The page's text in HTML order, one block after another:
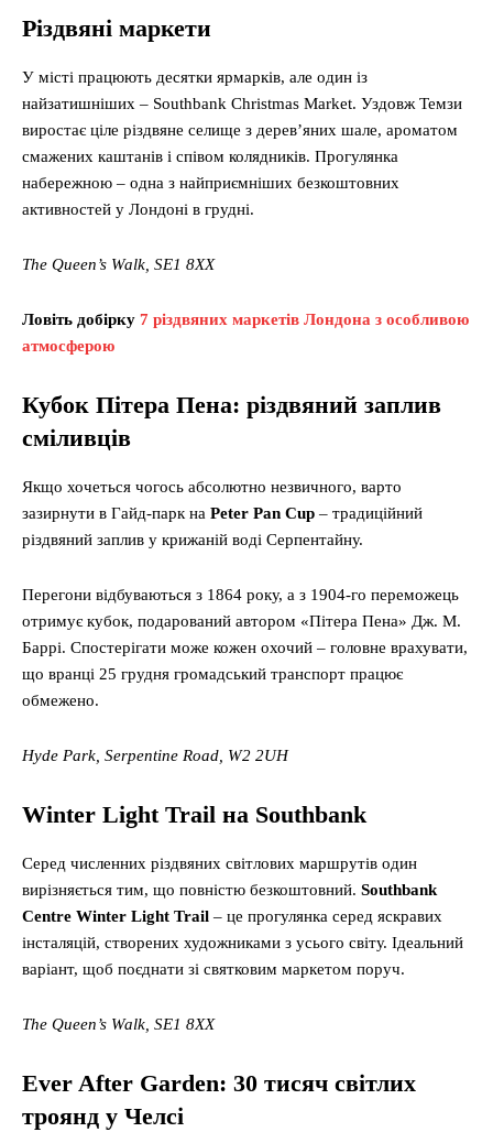
Різдвяні маркети
У місті працюють десятки ярмарків, але один із
найзатишніших – Southbank Christmas Market. Уздовж Темзи
виростає ціле різдвяне селище з дерев’яних шале, ароматом
смажених каштанів і співом колядників. Прогулянка
набережною – одна з найприємніших безкоштовних
активностей у Лондоні в грудні.
The Queen’s Walk, SE1 8XX
Ловіть добірку 7 різдвяних маркетів Лондона з особливою
атмосферою
Кубок Пітера Пена: різдвяний заплив
сміливців
Якщо хочеться чогось абсолютно незвичного, варто
зазирнути в Гайд-парк на Peter Pan Cup – традиційний
різдвяний заплив у крижаній воді Серпентайну.
Перегони відбуваються з 1864 року, а з 1904-го переможець
отримує кубок, подарований автором «Пітера Пена» Дж. М.
Баррі. Спостерігати може кожен охочий – головне врахувати,
що вранці 25 грудня громадський транспорт працює
обмежено.
Hyde Park, Serpentine Road, W2 2UH
Winter Light Trail на Southbank
Серед численних різдвяних світлових маршрутів один
вирізняється тим, що повністю безкоштовний. Southbank
Centre Winter Light Trail – це прогулянка серед яскравих
інсталяцій, створених художниками з усього світу. Ідеальний
варіант, щоб поєднати зі святковим маркетом поруч.
The Queen’s Walk, SE1 8XX
Ever After Garden: 30 тисяч світлих
троянд у Челсі